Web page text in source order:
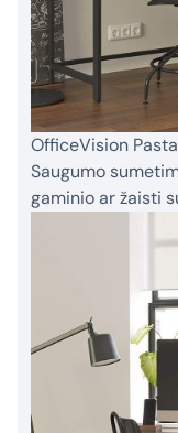
OfficeVision
Saugumo
gaminio ar žaisti